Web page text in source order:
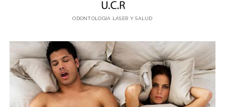
Gustavo
Chacón
Costa
Rica
ODONTOLOGÍA LÁSER Y SALUD